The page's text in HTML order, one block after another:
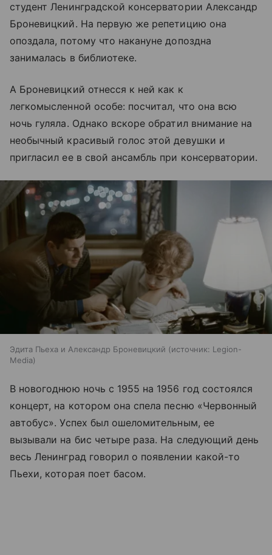
студент Ленинградской консерватории Александр
Броневицкий. На первую же репетицию она
опоздала, потому что накануне допоздна
занималась в библиотеке.
А Броневицкий отнесся к ней как к
легкомысленной особе: посчитал, что она всю
ночь гуляла. Однако вскоре обратил внимание на
необычный красивый голос этой девушки и
пригласил ее в свой ансамбль при консерватории.
Эдита Пьеха и Александр Броневицкий источник: Legion-
Media
В новогоднюю ночь с 1955 на 1956 год состоялся
концерт, на котором она спела песню «Червонный
автобус». Успех был ошеломительным, ее
вызывали на бис четыре раза. На следующий день
весь Ленинград говорил о появлении какой-то
Пьехи, которая поет басом.